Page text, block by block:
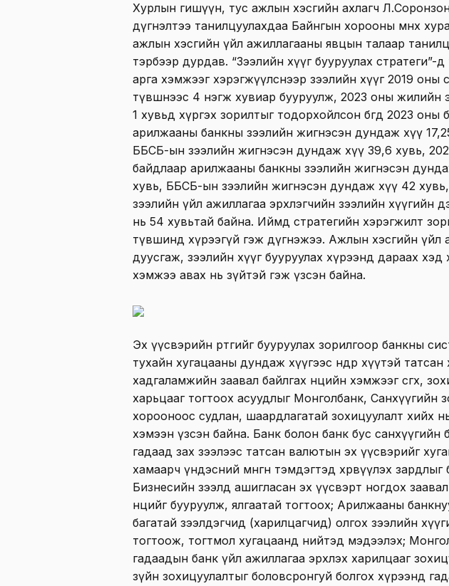
Хурлын гишүүн, тус ажлын хэсгийн ахлагч
дүгнэлтээ танилцуулахдаа Байнгын хорооны өмнөх
ажлын хэсгийн үйл ажиллагааны явцын талаар
тэрбээр дурдав. “Зээлийн хүүг бууруулах стратеги”-д
арга хэмжээг хэрэгжүүлснээр зээлийн хүүг 2019 оны
түвшнээс 4 нэгж хувиар бууруулж, 2023 оны жилийн
1 хувьд хүргэх зорилтыг тодорхойлсон бөгөөд 2023 оны
арилжааны банкны зээлийн жигнэсэн дундаж хүү
ББСБ-ын зээлийн жигнэсэн дундаж хүү 39,6 хувь,
байдлаар арилжааны банкны зээлийн жигнэсэн
хувь, ББСБ-ын зээлийн жигнэсэн дундаж хүү 42 хувь,
зээлийн үйл ажиллагаа эрхлэгчийн зээлийн хүүгийн
нь 54 хувьтай байна. Иймд стратегийн хэрэгжилт
түвшинд хүрээгүй гэж дүгнэжээ. Ажлын хэсгийн үйл
дуусгаж, зээлийн хүүг бууруулах хүрээнд дараах хэд
хэмжээ авах нь зүйтэй гэж үзсэн байна.
Эх үүсвэрийн өртгийг бууруулах зорилгоор банкны
тухайн хугацааны дундаж хүүгээс өндөр хүүтэй татсан
хадгаламжийн заавал байлгах нөөцийн хэмжээг өсгөх,
харьцааг тогтоох асуудлыг Монголбанк, Санхүүгийн
хорооноос судлан, шаардлагатай зохицуулалт хийх
хэмээн үзсэн байна. Банк болон банк бус санхүүгийн
гадаад зах зээлээс татсан валютын эх үүсвэрийг
хамаарч үндэсний мөнгөн тэмдэгтэд хөрвүүлэх зардлыг
Бизнесийн зээлд ашигласан эх үүсвэрт ногдох
нөөцийг бууруулж, ялгаатай тогтоох; Арилжааны
багатай зээлдэгчид (харилцагчид) олгох зээлийн
тогтоож, тогтмол хугацаанд нийтэд мэдээлэх;
гадаадын банк үйл ажиллагаа эрхлэх харилцааг
зүйн зохицуулалтыг боловсронгуй болгох хүрээнд